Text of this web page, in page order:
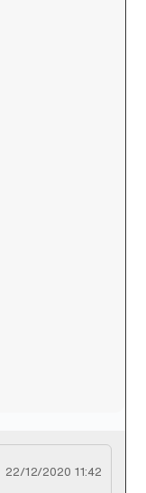
22/12/2020 11:42